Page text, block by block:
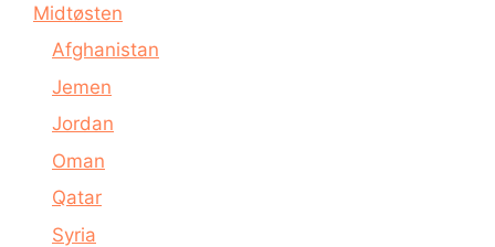
Midtøsten
Afghanistan
Jemen
Jordan
Oman
Qatar
Syria